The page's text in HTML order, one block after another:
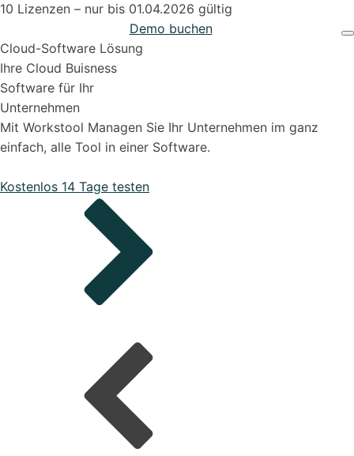
Organisiere deine Aufträge in Überischtlichen
Organisiere deine Aufträge in Überischtlichen
Alle Funktionen ansehen
Organisiere deine Aufträge in Überischtlichen
Support & Hilfe
Onboarding Pakete
10 Lizenzen – nur bis 01.04.2026 gültig
Demo buchen
Cloud-Software Lösung
Ihre Cloud Buisness
Software für Ihr
Unternehmen
Mit Workstool Managen Sie Ihr Unternehmen im ganz
einfach, alle Tool in einer Software.
Kostenlos 14 Tage testen